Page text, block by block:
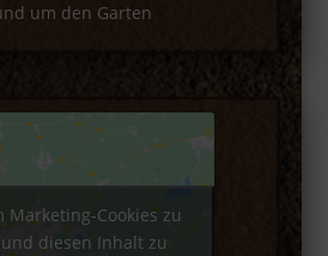
um den Garten
Marketing-Cookies zu
diesen Inhalt zu